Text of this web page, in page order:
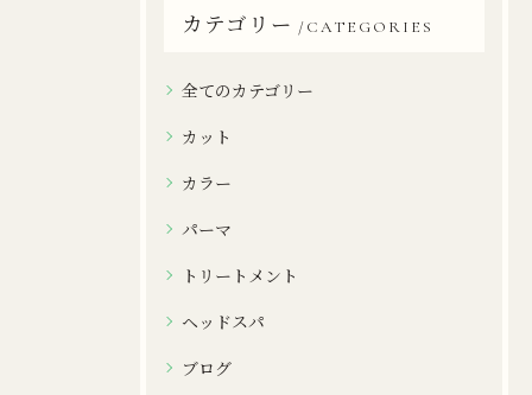
カテゴリー CATEGORIES
全てのカテゴリー
カット
カラー
パーマ
トリートメント
ヘッドスパ
ブログ